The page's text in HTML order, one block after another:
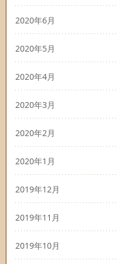
2020年6月
2020年5月
2020年4月
2020年3月
2020年2月
2020年1月
2019年12月
2019年11月
2019年10月